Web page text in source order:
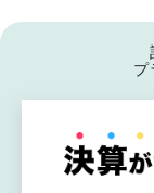
プ